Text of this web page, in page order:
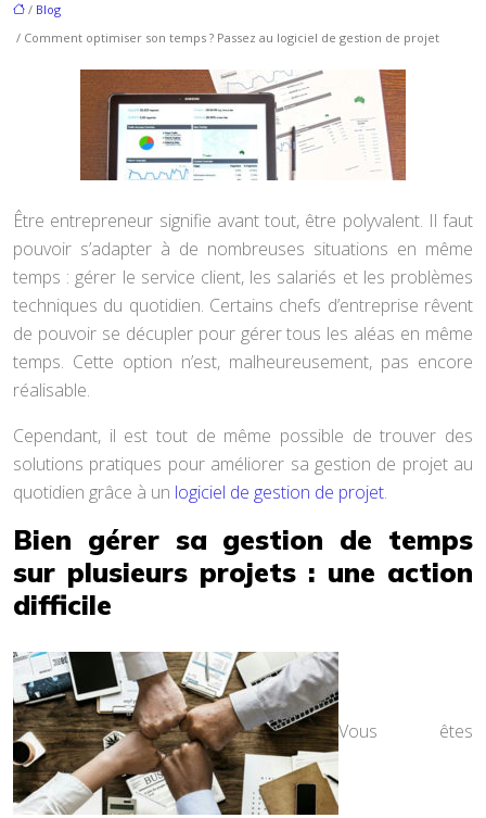
/ Blog
/ Comment optimiser son temps ? Passez au logiciel de gestion de projet
Être entrepreneur signifie avant tout, être polyvalent. Il faut
pouvoir s’adapter à de nombreuses situations en même
temps : gérer le service client, les salariés et les problèmes
techniques du quotidien. Certains chefs d’entreprise rêvent
de pouvoir se décupler pour gérer tous les aléas en même
temps. Cette option n’est, malheureusement, pas encore
réalisable.
Cependant, il est tout de même possible de trouver des
solutions pratiques pour améliorer sa gestion de projet au
quotidien grâce à un logiciel de gestion de projet.
Bien gérer sa gestion de temps
sur plusieurs projets : une action
difficile
Vous êtes